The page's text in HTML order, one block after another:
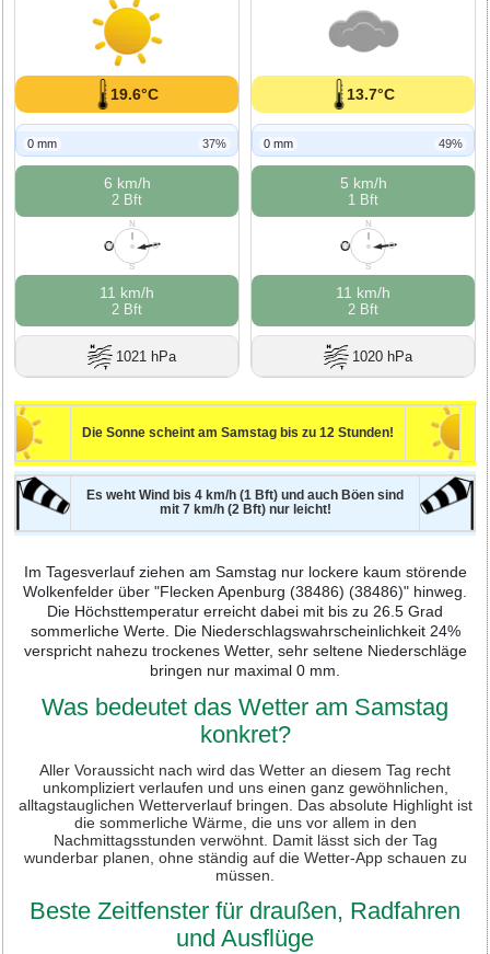
19.6°C
0 mm 37%
6 km/h
2 Bft
N
O
S
W
O
11 km/h
2 Bft
1021 hPa
13.7°C
0 mm 49%
5 km/h
1 Bft
N
O
S
W
O
11 km/h
2 Bft
1020 hPa
Die Sonne scheint am Samstag bis zu 12 Stunden!
Es weht Wind bis 4 km/h (1 Bft) und auch Böen sind
mit 7 km/h (2 Bft) nur leicht!
Im Tagesverlauf ziehen am Samstag nur lockere kaum störende
Wolkenfelder über "Flecken Apenburg (38486) (38486)" hinweg.
Die Höchsttemperatur erreicht dabei mit bis zu 26.5 Grad
sommerliche Werte. Die Niederschlagswahrscheinlichkeit 24%
verspricht nahezu trockenes Wetter, sehr seltene Niederschläge
bringen nur maximal 0 mm.
Was bedeutet das Wetter am Samstag
konkret?
Aller Voraussicht nach wird das Wetter an diesem Tag recht
unkompliziert verlaufen und uns einen ganz gewöhnlichen,
alltagstauglichen Wetterverlauf bringen. Das absolute Highlight ist
die sommerliche Wärme, die uns vor allem in den
Nachmittagsstunden verwöhnt. Damit lässt sich der Tag
wunderbar planen, ohne ständig auf die Wetter-App schauen zu
müssen.
Beste Zeitfenster für draußen, Radfahren
und Ausflüge